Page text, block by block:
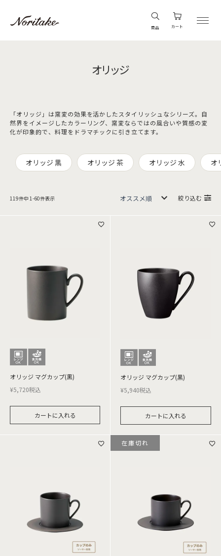
商品 カート
オリッジ
「オリッジ」は窯変の効果を活かしたスタイリッシュなシリーズ。自
然界をイメージしたカラーリング、窯変ならではの風合いや質感の変
化が印象的で、料理をドラマチックに引き立てます。
オリッジ 黒 オリッジ 茶 オリッジ 水 オ
119件中 1 -60件表示 絞り込む
オリッジ マグカップ(黒)
¥5,720税込
カートに入れる
オリッジ マグカップ(黒)
¥5,940税込
カートに入れる
在庫切れ